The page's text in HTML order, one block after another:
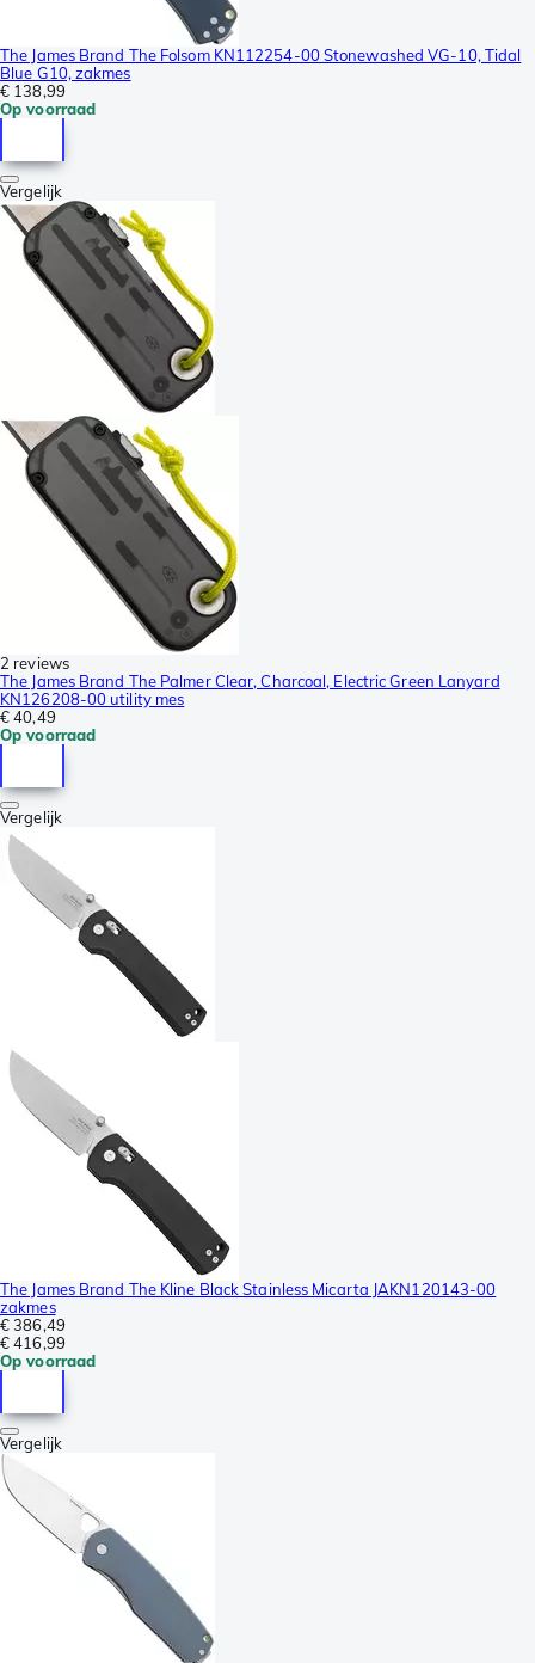
The James Brand The Folsom KN112254-00 Stonewashed VG-10, Tidal
Blue G10, zakmes
€ 138,99
Op voorraad
Vergelijk
2 reviews
The James Brand The Palmer Clear, Charcoal, Electric Green Lanyard
KN126208-00 utility mes
€ 40,49
Op voorraad
Vergelijk
The James Brand The Kline Black Stainless Micarta JAKN120143-00
zakmes
€ 386,49
€ 416,99
Op voorraad
Vergelijk